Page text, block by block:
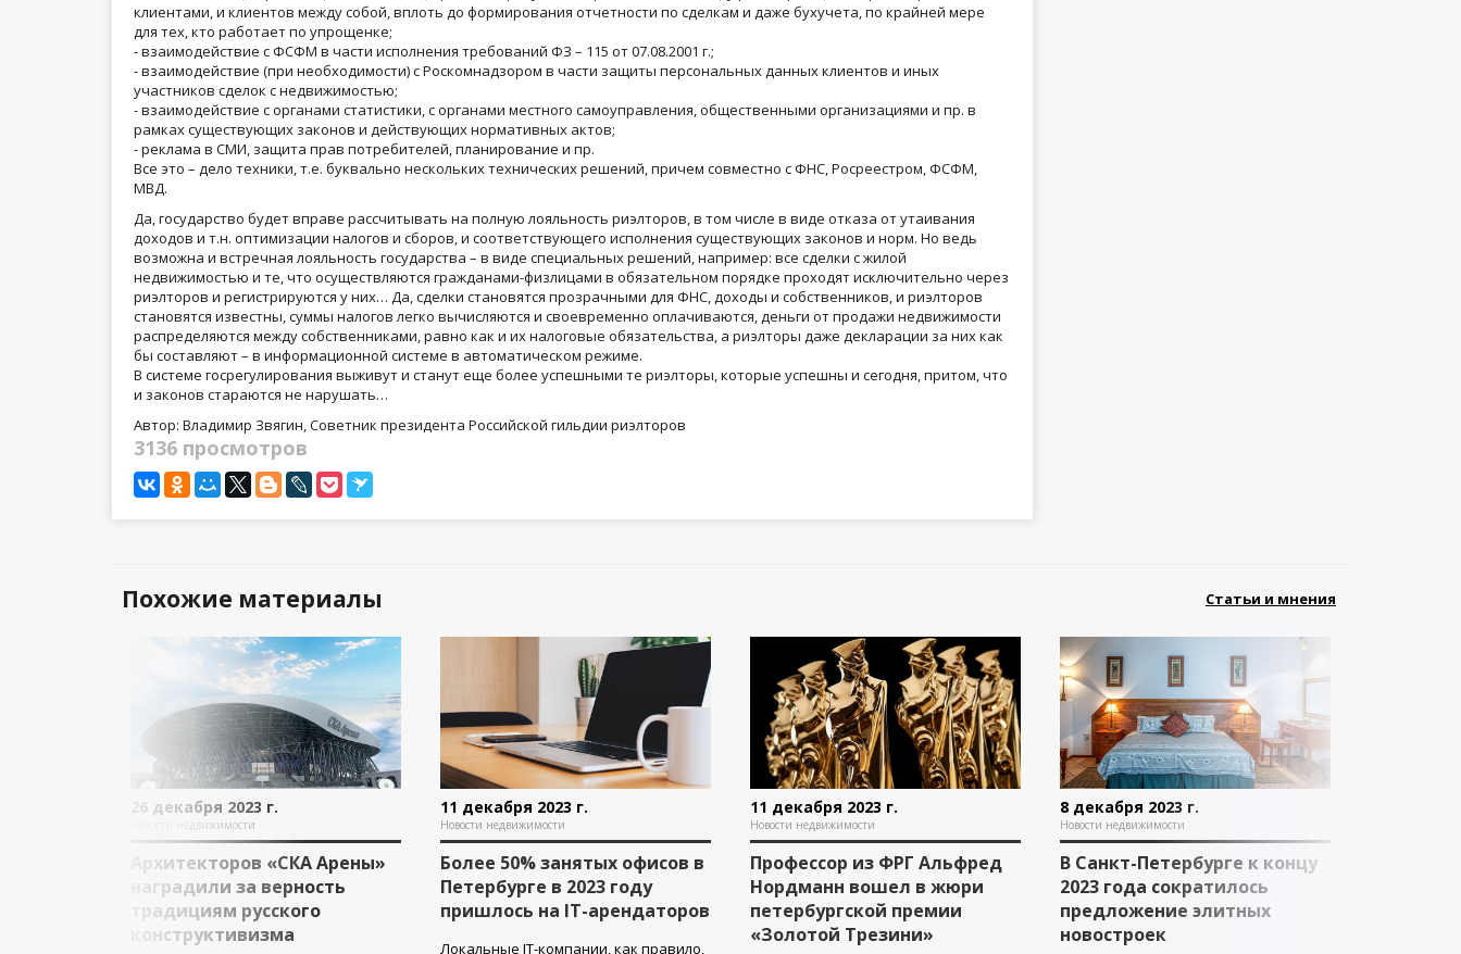
клиентами, и клиентов между собой, вплоть до формирования отчетности по сделкам и даже бухучета, по крайней мере
для тех, кто работает по упрощенке;
- взаимодействие с ФСФМ в части исполнения требований ФЗ – 115 от 07.08.2001 г.;
- взаимодействие (при необходимости) с Роскомнадзором в части защиты персональных данных клиентов и иных
участников сделок с недвижимостью;
- взаимодействие с органами статистики, с органами местного самоуправления, общественными организациями и пр. в
рамках существующих законов и действующих нормативных актов;
- реклама в СМИ, защита прав потребителей, планирование и пр.
Все это – дело техники, т.е. буквально нескольких технических решений, причем совместно с ФНС, Росреестром, ФСФМ,
МВД.
Да, государство будет вправе рассчитывать на полную лояльность риэлторов, в том числе в виде отказа от утаивания
доходов и т.н. оптимизации налогов и сборов, и соответствующего исполнения существующих законов и норм. Но ведь
возможна и встречная лояльность государства – в виде специальных решений, например: все сделки с жилой
недвижимостью и те, что осуществляются гражданами-физлицами в обязательном порядке проходят исключительно через
риэлторов и регистрируются у них… Да, сделки становятся прозрачными для ФНС, доходы и собственников, и риэлторов
становятся известны, суммы налогов легко вычисляются и своевременно оплачиваются, деньги от продажи недвижимости
распределяются между собственниками, равно как и их налоговые обязательства, а риэлторы даже декларации за них как
бы составляют – в информационной системе в автоматическом режиме.
В системе госрегулирования выживут и станут еще более успешными те риэлторы, которые успешны и сегодня, притом, что
и законов стараются не нарушать…
Автор: Владимир Звягин, Советник президента Российской гильдии риэлторов
3136 просмотров
Статьи и мнения
Похожие материалы
26 декабря 2023 г.
Новости недвижимости
Архитекторов «СКА Арены»
наградили за верность
традициям русского
конструктивизма
11 декабря 2023 г.
Новости недвижимости
Более 50% занятых офисов в
Петербурге в 2023 году
пришлось на IT-арендаторов
Локальные IT-компании, как правило,
11 декабря 2023 г.
Новости недвижимости
Профессор из ФРГ Альфред
Нордманн вошел в жюри
петербургской премии
«Золотой Трезини»
8 декабря 2023 г.
Новости недвижимости
В Санкт-Петербурге к концу
2023 года сократилось
предложение элитных
новостроек